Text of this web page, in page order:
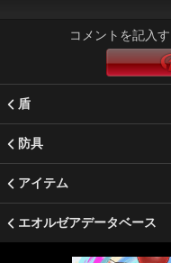
コメントを記入
盾
防具
アイテム
エオルゼアデータベース